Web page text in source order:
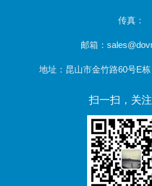
传真：
邮箱：
地址：昆山市金竹路60号E栋
扫一扫，关